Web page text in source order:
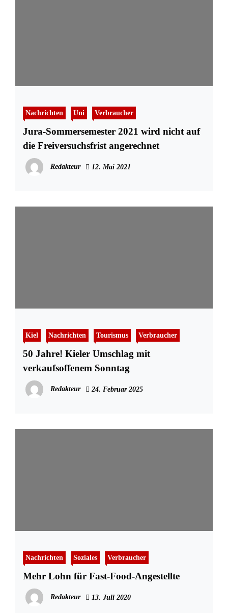
Nachrichten Uni Verbraucher
Jura-Sommersemester 2021 wird nicht auf
die Freiversuchsfrist angerechnet
Redakteur 12. Mai 2021
Kiel Nachrichten Tourismus Verbraucher
50 Jahre! Kieler Umschlag mit
verkaufsoffenem Sonntag
Redakteur 24. Februar 2025
Nachrichten Soziales Verbraucher
Mehr Lohn für Fast-Food-Angestellte
Redakteur 13. Juli 2020